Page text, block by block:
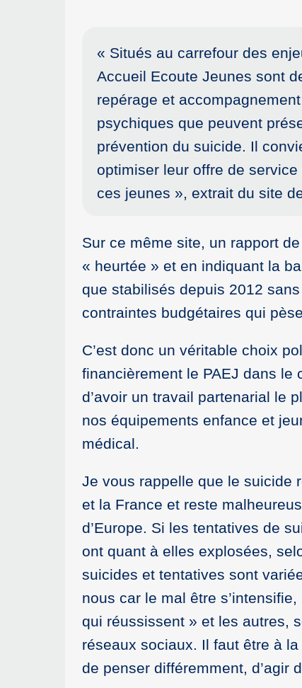
« Situés au carrefour des
Accueil Ecoute Jeunes sont
repérage et
psychiques que peuvent
prévention du suicide. Il
optimiser leur offre de
ces jeunes », extrait du site
Sur ce même site, un rapport
« heurtée » et en indiquant la
que stabilisés depuis 2012
contraintes budgétaires qui
C’est donc un véritable choix
financièrement le PAEJ dans le
d’avoir un travail partenarial le
nos équipements enfance et
médical.
Je vous rappelle que le suicide
et la France et reste
d’Europe. Si les tentatives de
ont quant à elles explosées,
suicides et tentatives sont
nous car le mal être
qui réussissent » et les autres,
réseaux sociaux. Il faut être à
de penser différemment, d’agir